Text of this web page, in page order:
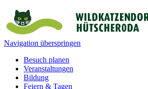
Navigation überspringen
Besuch planen
Veranstaltungen
Bildung
Feiern & Tagen